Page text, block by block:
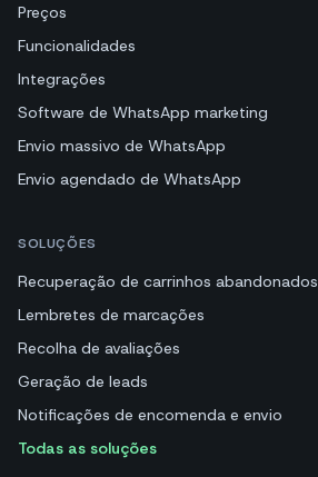
Preços
Funcionalidades
Integrações
Software de WhatsApp marketing
Envio massivo de WhatsApp
Envio agendado de WhatsApp
SOLUÇÕES
Recuperação de carrinhos abandonados
Lembretes de marcações
Recolha de avaliações
Geração de leads
Notificações de encomenda e envio
Todas as soluções